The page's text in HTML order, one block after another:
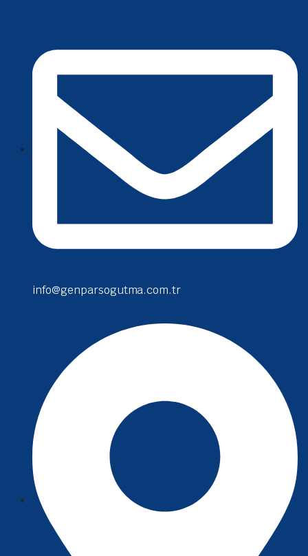
info@genparsogutma.com.tr